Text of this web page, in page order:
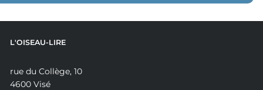
L'OISEAU-LIRE
rue du Collège, 10
4600 Visé